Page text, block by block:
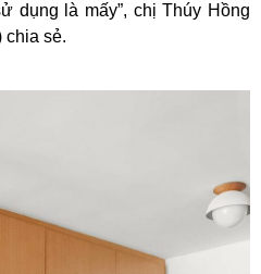
dụng là mấy”, chị Thúy Hồng
chia sẻ.